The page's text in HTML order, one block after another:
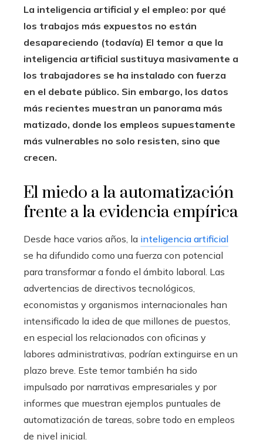
La inteligencia artificial y el empleo: por qué
los trabajos más expuestos no están
desapareciendo (todavía) El temor a que la
inteligencia artificial sustituya masivamente a
los trabajadores se ha instalado con fuerza
en el debate público. Sin embargo, los datos
más recientes muestran un panorama más
matizado, donde los empleos supuestamente
más vulnerables no solo resisten, sino que
crecen.
El miedo a la automatización
frente a la evidencia empírica
Desde hace varios años, la inteligencia artificial
se ha difundido como una fuerza con potencial
para transformar a fondo el ámbito laboral. Las
advertencias de directivos tecnológicos,
economistas y organismos internacionales han
intensificado la idea de que millones de puestos,
en especial los relacionados con oficinas y
labores administrativas, podrían extinguirse en un
plazo breve. Este temor también ha sido
impulsado por narrativas empresariales y por
informes que muestran ejemplos puntuales de
automatización de tareas, sobre todo en empleos
de nivel inicial.